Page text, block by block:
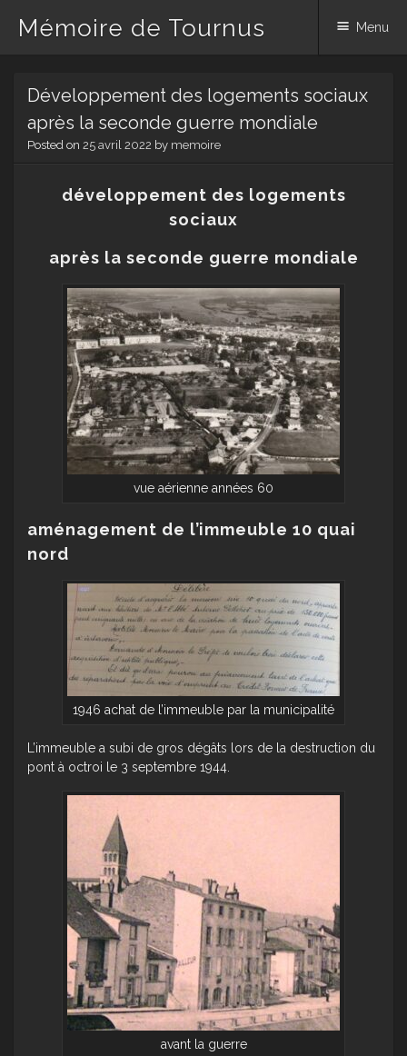
Mémoire de Tournus Menu
content
Développement des logements sociaux
après la seconde guerre mondiale
Posted on 25 avril 2022 by memoire
développement des logements
sociaux
après la seconde guerre mondiale
vue aérienne années 60
aménagement de l’immeuble 10 quai
nord
1946 achat de l’immeuble par la municipalité
L’immeuble a subi de gros dégâts lors de la destruction du
pont à octroi le 3 septembre 1944.
avant la guerre